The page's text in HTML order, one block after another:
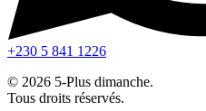
+230 5 841 1226
© 2026 5-Plus dimanche.
Tous droits réservés.